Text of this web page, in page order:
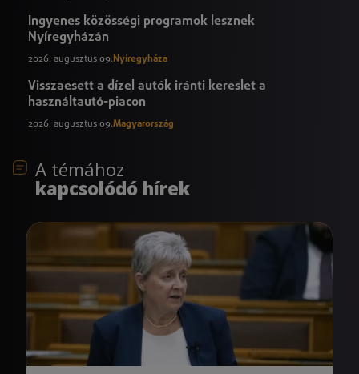
Ingyenes közösségi programok lesznek
Nyíregyházán
2026. augusztus 09. Nyíregyháza
Visszaesett a dízel autók iránti kereslet a
használtautó-piacon
2026. augusztus 09.Magyarország
A témához
kapcsolódó hírek